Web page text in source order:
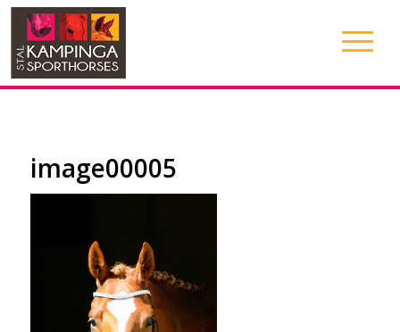
image00005